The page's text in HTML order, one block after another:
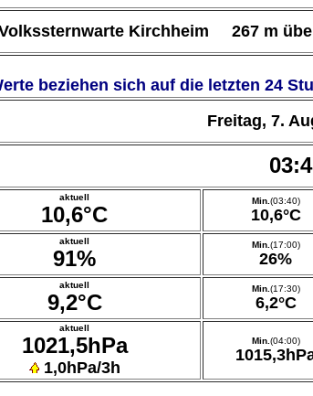
Kirchheim 267 m
beziehen sich auf die letzten 24
Freitag, 7.
aktuell
10,6°C
Min. (03:40)
10,6°C
aktuell
91%
Min. (17:00)
26%
aktuell
9,2°C
Min. (17:30)
6,2°C
aktuell
1021,5hPa
1,0hPa/3h
Min. (04:00)